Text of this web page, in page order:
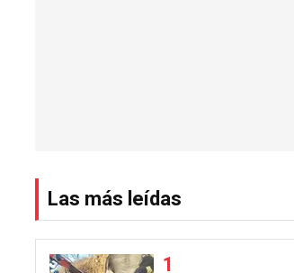
Las más leídas